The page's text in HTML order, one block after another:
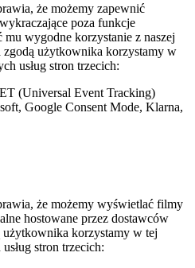
że możemy zapewnić
poza funkcje
wygodne korzystanie z naszej
użytkownika korzystamy w
usług stron trzecich:
(Universal Event Tracking)
Google Consent Mode, Klarna,
że możemy wyświetlać filmy
hostowane przez dostawców
użytkownika korzystamy w tej
stron trzecich: